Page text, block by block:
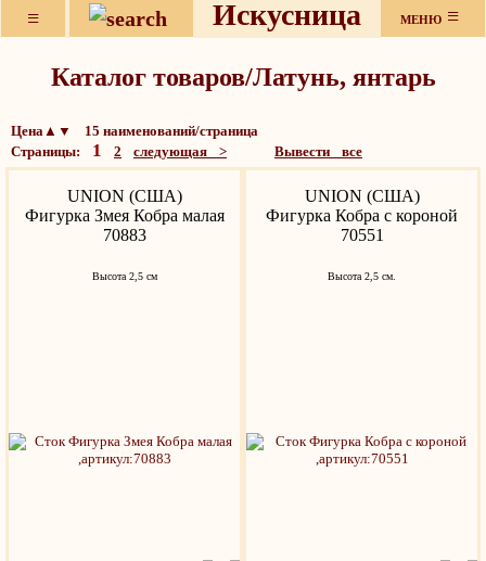
≡ Искусница МЕНЮ ≡
Каталог товаров/Латунь, янтарь
Цена▲▼ 15 наименований/страница
Страницы: 1 2 следующая > Вывести все
UNION (США)
Фигурка Змея Кобра малая
70883
Высота 2,5 см
UNION (США)
Фигурка Кобра с короной
70551
Высота 2,5 см.